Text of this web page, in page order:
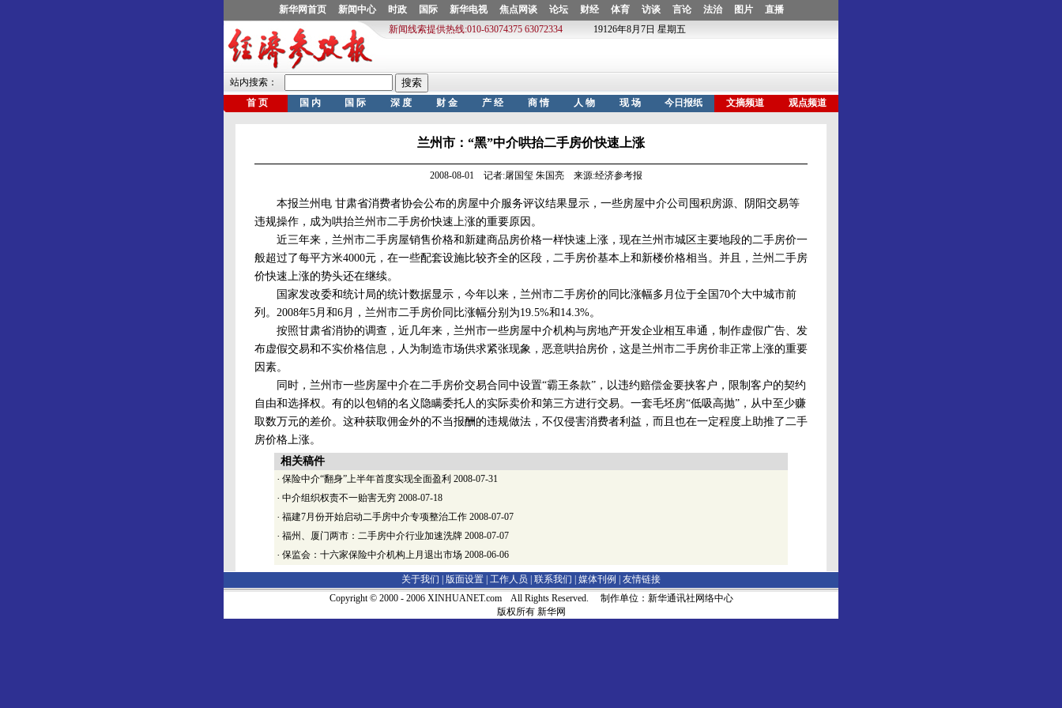
兰州市：“黑”中介哄抬二手房价快速上涨
2008-08-01 记者:屠国玺 朱国亮 来源:经济参考报
本报兰州电 甘肃省消费者协会公布的房屋中介服务评议结果显示，一些房屋中介公司囤积房源、阴阳交易等
违规操作，成为哄抬兰州市二手房价快速上涨的重要原因。
近三年来，兰州市二手房屋销售价格和新建商品房价格一样快速上涨，现在兰州市城区主要地段的二手房价一
般超过了每平方米4000元，在一些配套设施比较齐全的区段，二手房价基本上和新楼价格相当。并且，兰州二手房
价快速上涨的势头还在继续。
国家发改委和统计局的统计数据显示，今年以来，兰州市二手房价的同比涨幅多月位于全国70个大中城市前
列。2008年5月和6月，兰州市二手房价同比涨幅分别为19.5%和14.3%。
按照甘肃省消协的调查，近几年来，兰州市一些房屋中介机构与房地产开发企业相互串通，制作虚假广告、发
布虚假交易和不实价格信息，人为制造市场供求紧张现象，恶意哄抬房价，这是兰州市二手房价非正常上涨的重要
因素。
同时，兰州市一些房屋中介在二手房价交易合同中设置“霸王条款”，以违约赔偿金要挟客户，限制客户的契约
自由和选择权。有的以包销的名义隐瞒委托人的实际卖价和第三方进行交易。一套毛坯房“低吸高抛”，从中至少赚
取数万元的差价。这种获取佣金外的不当报酬的违规做法，不仅侵害消费者利益，而且也在一定程度上助推了二手
房价格上涨。
相关稿件
· 保险中介“翻身”上半年首度实现全面盈利 2008-07-31
· 中介组织权责不一贻害无穷 2008-07-18
· 福建7月份开始启动二手房中介专项整治工作 2008-07-07
· 福州、厦门两市：二手房中介行业加速洗牌 2008-07-07
· 保监会：十六家保险中介机构上月退出市场 2008-06-06
关于我们 | 版面设置 工作人员 联系我们 媒体刊例
友情链接
Copyright © 2000 - 2006 XINHUANET.com All Rights Reserved. 制作单位：新华通讯社网络中心
版权所有 新华网